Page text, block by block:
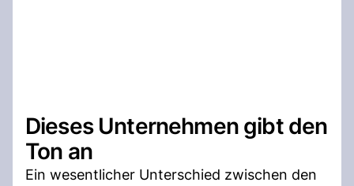
Dieses Unternehmen gibt den
Ton an
Ein wesentlicher Unterschied zwischen den